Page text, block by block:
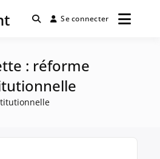
Se connecter
: réforme